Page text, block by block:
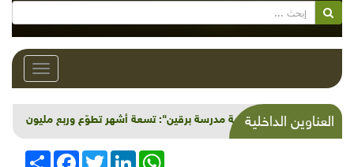
Toggle
العناوين الداخلية"مئوية مدرسة برقين": تسعة أشهر تطوّع وربع مليون
شيقل
انشر
FacebookTwitterLinkedInWhatsApp